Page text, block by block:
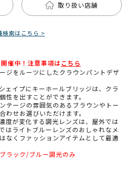
取り扱い店舗
検索はこちら >
催中！注意事項はこちら
ジをルーツにしたクラウンパントデザ
ェイプにキーホールブリッジは、クラ
性を出すことができます。
テージの雰囲気のあるブラウンやトー
わせお選びいただけます。
度が変化する調光レンズは、屋外では
はライトブルーレンズのおしゃれなメ
なくファッションアイテムとして最適
ラック/ブルー調光のみ